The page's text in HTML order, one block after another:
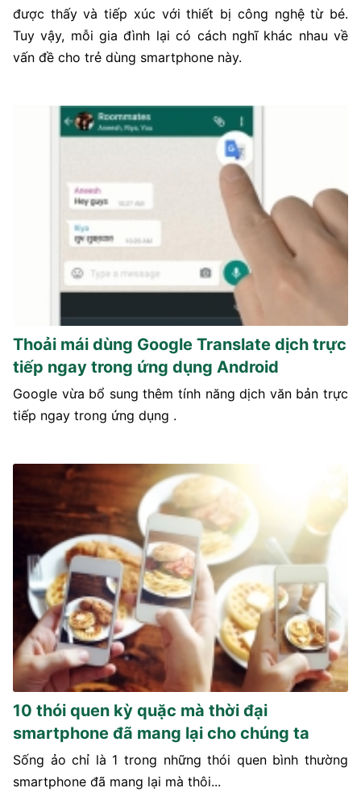
được thấy và tiếp xúc với thiết bị công nghệ từ bé.
Tuy vậy, mỗi gia đình lại có cách nghĩ khác nhau về
vấn đề cho trẻ dùng smartphone này.
Thoải mái dùng Google Translate dịch trực
tiếp ngay trong ứng dụng Android
Google vừa bổ sung thêm tính năng dịch văn bản trực
tiếp ngay trong ứng dụng .
10 thói quen kỳ quặc mà thời đại
smartphone đã mang lại cho chúng ta
Sống ảo chỉ là 1 trong những thói quen bình thường
smartphone đã mang lại mà thôi...